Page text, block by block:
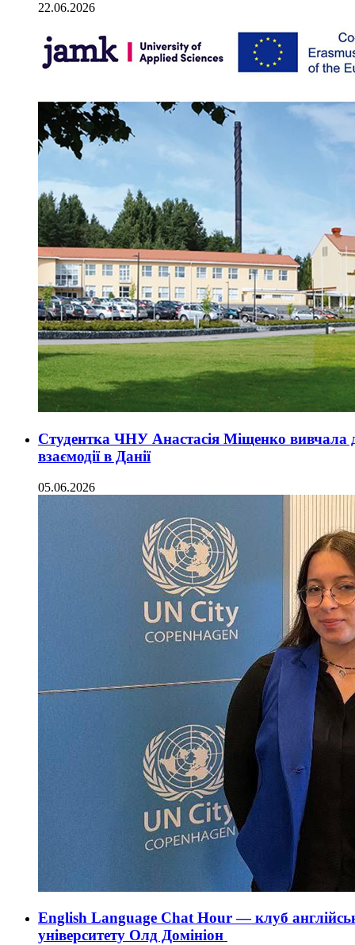
22.06.2026
Студентка ЧНУ Анастасія Міщенко вивчала
взаємодії в Данії
05.06.2026
English Language Chat Hour — клуб
університету Олд Домініон